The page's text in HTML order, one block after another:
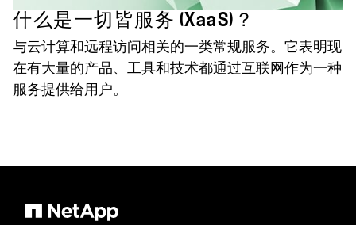
什么是一切皆服务 (XaaS)？
与云计算和远程访问相关的一类常规服务。它表明现
在有大量的产品、工具和技术都通过互联网作为一种
服务提供给用户。